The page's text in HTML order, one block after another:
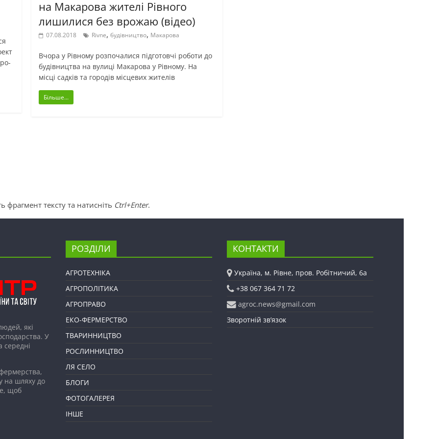
на Макарова жителі Рівного
лишилися без врожаю (відео)
07.08.2018 Rivne,будівництво, Макарова
Вчора у Рівному розпочалися підготовчі роботи до
будівництва на вулиці Макарова у Рівному. На
місці садків та городів місцевих жителів
Більше...
тексту та натисніть Ctrl+Enter.
які
У
середні
на шляху до
щоб
РОЗДІЛИ
АГРОТЕХНІКА
АГРОПОЛІТИКА
АГРОПРАВО
ЕКО-ФЕРМЕРСТВО
ТВАРИННИЦТВО
РОСЛИННИЦТВО
ЛЯ СЕЛО
БЛОГИ
ФОТОГАЛЕРЕЯ
ІНШЕ
КОНТАКТИ
Україна, м. Рівне, пров. Робітничий, 6а
+38 067 364 71 72
agroc.news@gmail.com
Зворотній зв’язок